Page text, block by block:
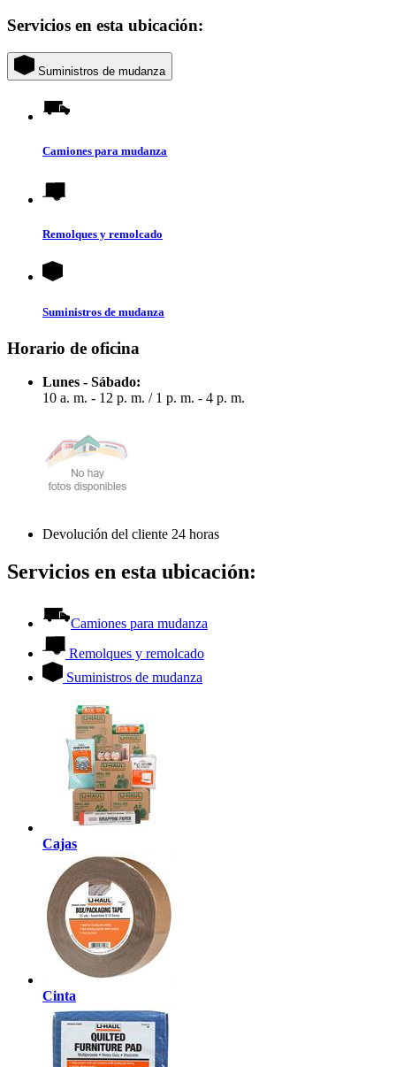
Servicios en esta ubicación:
Suministros de mudanza
Camiones para mudanza
Remolques y remolcado
Suministros de mudanza
Horario de oficina
Lunes - Sábado:
10 a. m. - 12 p. m. / 1 p. m. - 4 p. m.
Devolución del cliente 24 horas
Servicios en esta ubicación:
Camiones para mudanza
Remolques y remolcado
Suministros de mudanza
Cajas
Cinta